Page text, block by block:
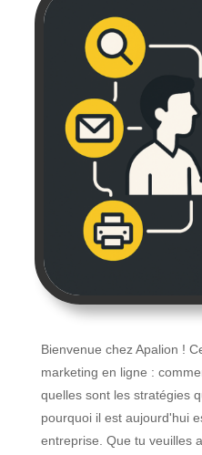
Bienvenue chez Apalion !
marketing en ligne :
quelles sont les stratégies
pourquoi il est aujourd'hui
entreprise. Que tu veuilles